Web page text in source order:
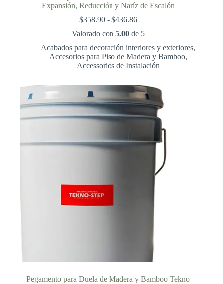
Expansión, Reducción y Naríz de Escalón
$358.90 - $436.86Rango
precios:
desde
$358.90
hasta
Valorado con 5.00de 5
Acabados para decoración interiores y exteriores,
Accesorios para Piso de Madera y Bamboo,
Accessorios de Instalación
Pegamento para Duela de Madera y Bamboo Tekno